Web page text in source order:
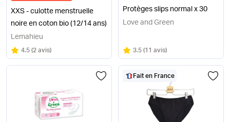
XXS - culotte menstruelle
noire en coton bio (12/14 ans)
Lemahieu
Note
4.5 sur 5
(2 avis)
Protèges slips normal x 30
Love and Green
Note
3.5 sur 5
(11 avis)
Fait en France